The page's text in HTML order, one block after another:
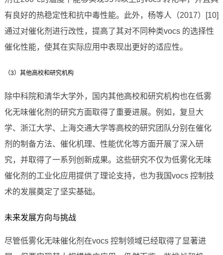
有良好的热稳定性和抗中毒性能。此外，杨等人（2017）[10]
通过对催化剂进行改性，提高了其对不同种类vocs 的选择性
催化性能，使其在实际应用中表现出更好的适应性。
（3）其他高校和研究机构
除中科院和清华大学外，国内其他高校和研究机构也在低雾
化无味催化剂的研究方面取得了重要进展。例如，复旦大
学、浙江大学、上海交通大学等高校的研究团队分别在催化
剂的制备方法、催化机理、性能优化等方面开展了深入研
究，并取得了一系列创新成果。这些研究不仅为低雾化无味
催化剂的工业化应用提供了理论支持，也为我国vocs 控制技
术的发展奠定了坚实基础。
未来发展方向与挑战
尽管低雾化无味催化剂在vocs 控制领域已经取得了显著进